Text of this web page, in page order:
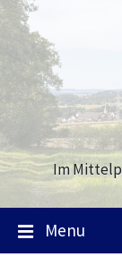
Skip
to
content
Skip
to
main
navigation
Skip
to
footer
Im
Menu